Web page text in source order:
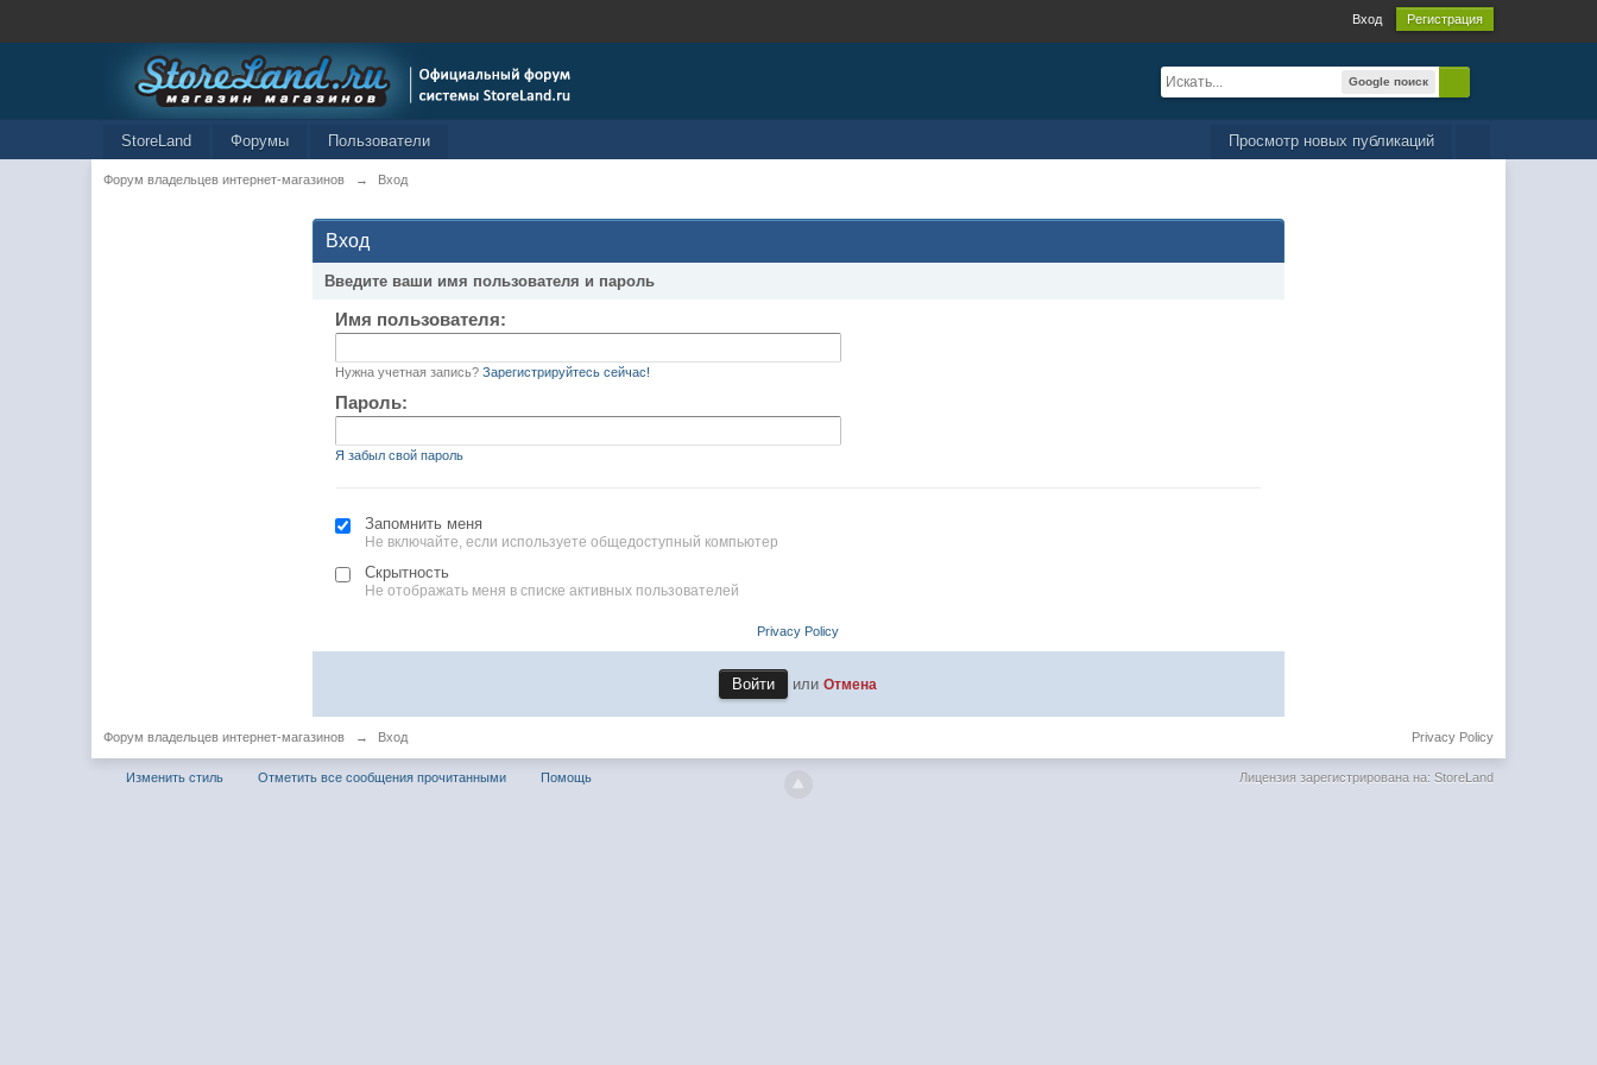
Вход Регистрация
Google поиск
Просмотр новых публикаций
StoreLand Форумы Пользователи
Форум владельцев интернет-магазинов → Вход
Вход
Введите ваши имя пользователя и пароль
Имя пользователя:
Нужна учетная запись? Зарегистрируйтесь сейчас!
Пароль:
Я забыл свой пароль
Запомнить меня
Не включайте, если используете общедоступный компьютер
Скрытность
Не отображать меня в списке активных пользователей
Privacy Policy
илиОтмена
Форум владельцев интернет-магазинов → Вход Privacy Policy
Изменить стиль Отметить все сообщения прочитанными Помощь Лицензия зарегистрирована на: StoreLand